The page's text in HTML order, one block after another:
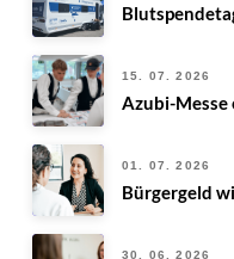
15. 07. 2026
Azubi-Messe
01. 07. 2026
Bürgergeld
30. 06. 2026